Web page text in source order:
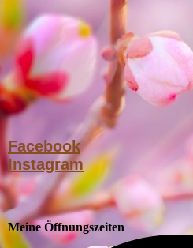
Facebook
Instagram
Meine Öffnungszeiten